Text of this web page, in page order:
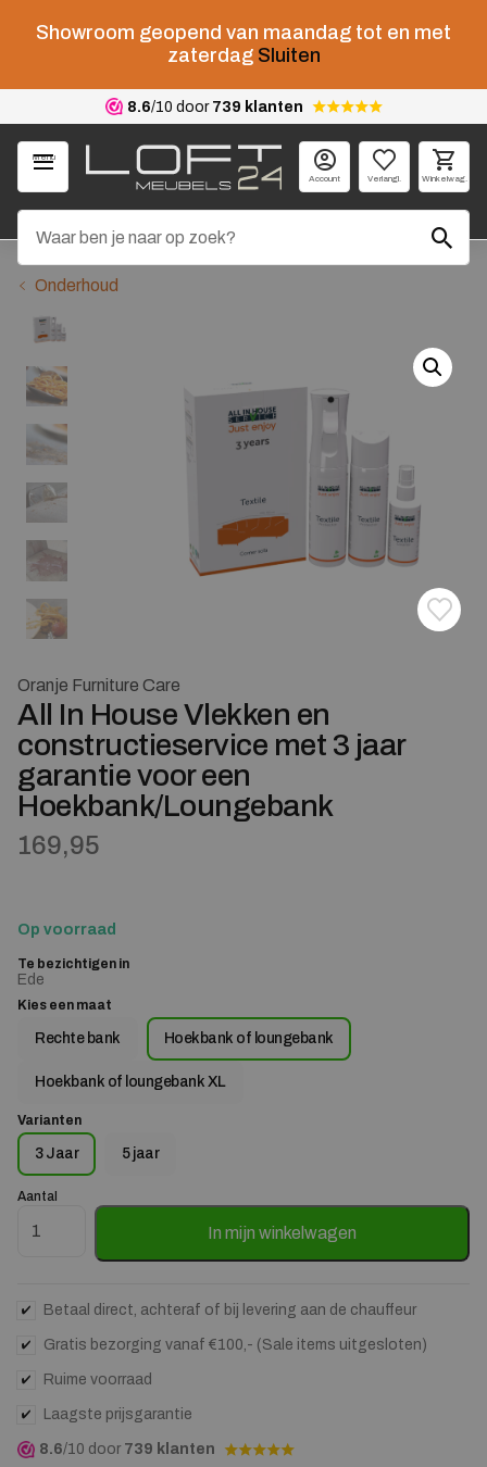
Showroom geopend van maandag tot en met
zaterdag Sluiten
8.6/10 door 739 klanten
Menu
Account Verlangl. Winkelwag.
Onderhoud
Oranje Furniture Care
All In House Vlekken en
constructieservice met 3 jaar
garantie voor een
Hoekbank/Loungebank
169,95
Op voorraad
Te bezichtigen in
Ede
Kies een maat
Rechte bank Hoekbank of loungebank
Hoekbank of loungebank XL
Varianten
3 Jaar 5 jaar
Aantal
All In House Vlekken en constructieservice met 3 jaar
In mijn winkelwagen
Betaal direct, achteraf of bij levering aan de chauffeur
Gratis bezorging vanaf €100,- (Sale items uitgesloten)
Ruime voorraad
Laagste prijsgarantie
8.6/10 door 739 klanten